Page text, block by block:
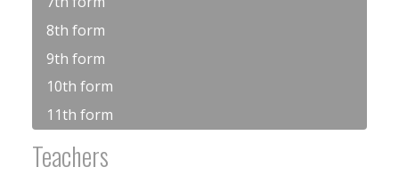
8th form
9th form
10th form
11th form
Teachers